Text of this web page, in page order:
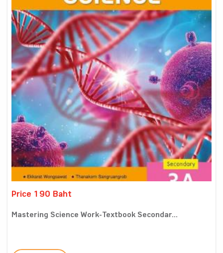
Price 190 Baht
Mastering Science Work-Textbook Secondar...